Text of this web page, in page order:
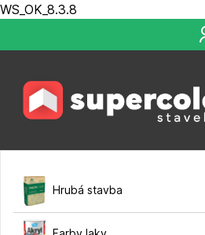
WS_OK_8.3.8
Hrubá stavba